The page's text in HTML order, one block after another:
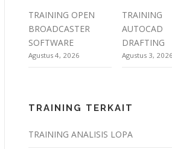
TRAINING OPEN
BROADCASTER
SOFTWARE
Agustus 4, 2026
TRAINING
AUTOCAD
DRAFTING
Agustus 3, 2026
TRAINING TERKAIT
TRAINING ANALISIS LOPA